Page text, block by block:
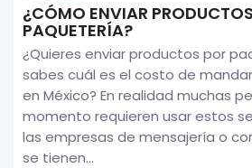
¿CÓMO ENVIAR
PAQUETERÍA?
¿Quieres enviar productos por
sabes cuál es el costo de
en México? En realidad muchas
momento requieren usar estos
las empresas de mensajería o
se tienen...